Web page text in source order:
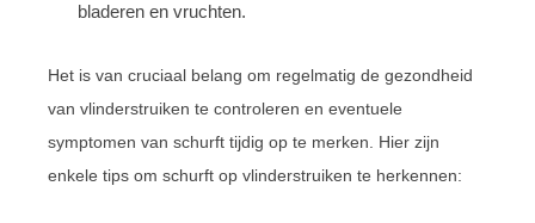
bladeren en vruchten.
Het is van cruciaal belang om regelmatig de gezondheid
van vlinderstruiken te controleren en eventuele
symptomen van schurft tijdig op te merken. Hier zijn
enkele tips om schurft op vlinderstruiken te herkennen: